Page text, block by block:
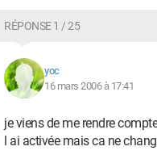
RÉPONSE 1 / 25
yoc
16 mars 2006 à 17:41
je viens de me rendre
l ai activée mais ca ne